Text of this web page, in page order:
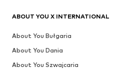
ABOUT YOU X INTERNATIONAL
About You Bułgaria
About You Dania
About You Szwajcaria